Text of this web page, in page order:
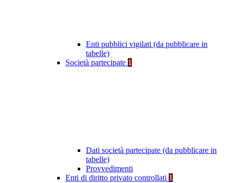
Enti pubblici vigilati (da pubblicare in
tabelle)
Società partecipate 1
Dati società partecipate (da pubblicare in
tabelle)
Provvedimenti
Enti di diritto privato controllati 1